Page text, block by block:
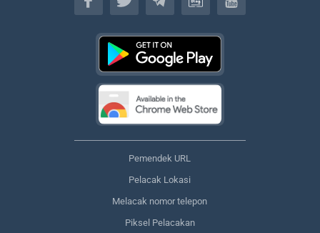
Pemendek URL
Pelacak Lokasi
Melacak nomor telepon
Piksel Pelacakan